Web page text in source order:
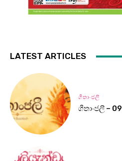
LATEST ARTICLES
ගීතාංජලී
ගීතාංජලී – 09